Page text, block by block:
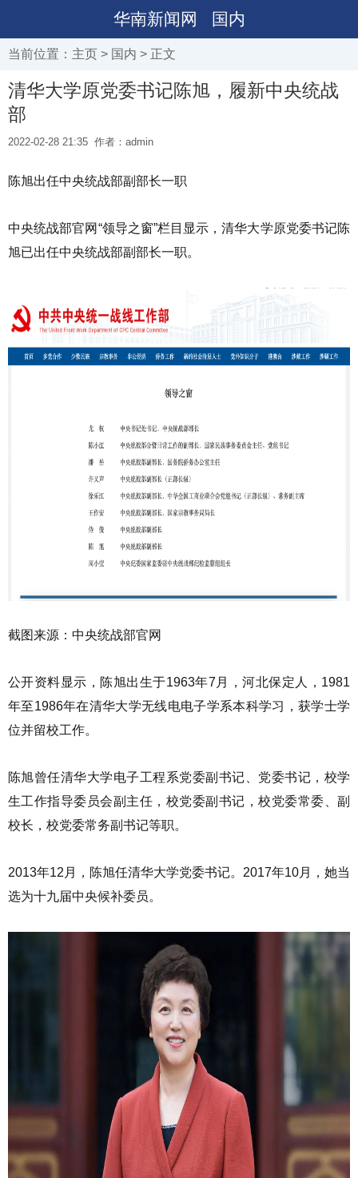
华南新闻网 国内
当前位置： 主页 > 国内 > 正文
清华大学原党委书记陈旭，履新中央统战
部
2022-02-28 21:35 作者：admin
陈旭出任中央统战部副部长一职
中央统战部官网“领导之窗”栏目显示，清华大学原党委书记陈
旭已出任中央统战部副部长一职。
截图来源：中央统战部官网
公开资料显示，陈旭出生于1963年7月，河北保定人，1981
年至1986年在清华大学无线电电子学系本科学习，获学士学
位并留校工作。
陈旭曾任清华大学电子工程系党委副书记、党委书记，校学
生工作指导委员会副主任，校党委副书记，校党委常委、副
校长，校党委常务副书记等职。
2013年12月，陈旭任清华大学党委书记。2017年10月，她当
选为十九届中央候补委员。